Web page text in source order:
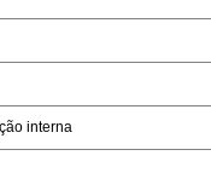
interna